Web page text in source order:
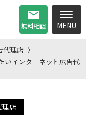
無料相談
代理店
いインターネット広告代
理店